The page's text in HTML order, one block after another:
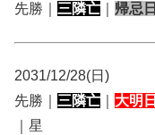
先勝｜ 三隣亡 帰忌日
2031/12/28(日)
先勝｜ 三隣亡 大明日
｜星